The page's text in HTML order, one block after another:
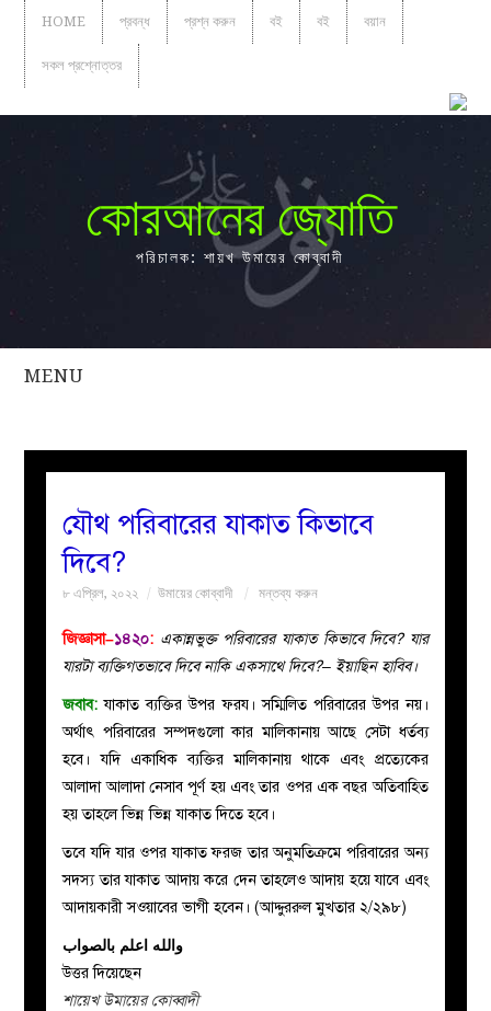
HOME প্রবন্ধ প্রশ্ন করুন বই বই বয়ান
সকল প্রশ্নোত্তর
কোরআনের জ্যোতি
পরিচালক: শায়খ উমায়ের কোব্বাদী
MENU
সকল
বয়ান
নারীদের
ইসলাহী
মজলিস
প্রশ্ন
করুন
যৌথ পরিবারের যাকাত কিভাবে
দিবে?
৮ এপ্রিল, ২০২২ উমায়ের কোব্বাদী মন্তব্য করুন
জিজ্ঞাসা–১৪২০: একান্নভুক্ত পরিবারের যাকাত কিভাবে দিবে? যার
যারটা ব্যক্তিগতভাবে দিবে নাকি একসাথে দিবে?– ইয়াছিন হাবিব।
জবাব:যাকাত ব্যক্তির উপর ফরয। সম্মিলিত পরিবারের উপর নয়।
অর্থাৎ পরিবারের সম্পদগুলো কার মালিকানায় আছে সেটা ধর্তব্য
হবে। যদি একাধিক ব্যক্তির মালিকানায় থাকে এবং প্রত্যেকের
আলাদা আলাদা নেসাব পূর্ণ হয় এবং তার ওপর এক বছর অতিবাহিত
হয় তাহলে ভিন্ন ভিন্ন যাকাত দিতে হবে।
তবে যদি যার ওপর যাকাত ফরজ তার অনুমতিক্রমে পরিবারের অন্য
সদস্য তার যাকাত আদায় করে দেন তাহলেও আদায় হয়ে যাবে এবং
আদায়কারী সওয়াবের ভাগী হবেন। (আদ্দুররুল মুখতার ২/২৯৮)
والله اعلم بالصواب
উত্তর দিয়েছেন
শায়েখ উমায়ের কোব্বাদী